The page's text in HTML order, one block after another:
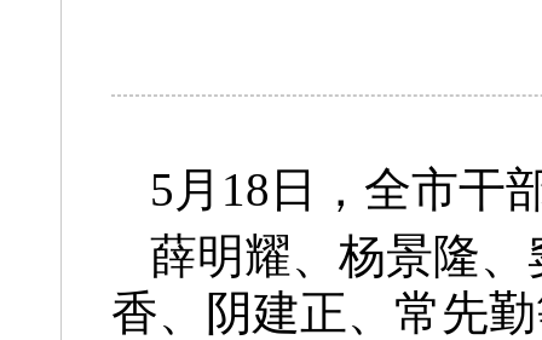
5月18日，全市干
薛明耀、杨景隆
香、阴建正、常先